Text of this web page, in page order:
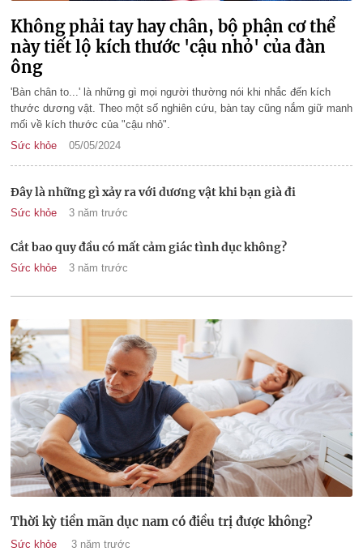
Không phải tay hay chân, bộ phận cơ thể
này tiết lộ kích thước 'cậu nhỏ' của đàn
ông
'Bàn chân to...' là những gì mọi người thường nói khi nhắc đến kích
thước dương vật. Theo một số nghiên cứu, bàn tay cũng nắm giữ manh
mối về kích thước của "cậu nhỏ".
Sức khỏe
05/05/2024
Đây là những gì xảy ra với dương vật khi bạn già đi
Sức khỏe 3 năm trước
Cắt bao quy đầu có mất cảm giác tình dục không?
Sức khỏe 3 năm trước
Thời kỳ tiền mãn dục nam có điều trị được không?
Sức khỏe 3 năm trước